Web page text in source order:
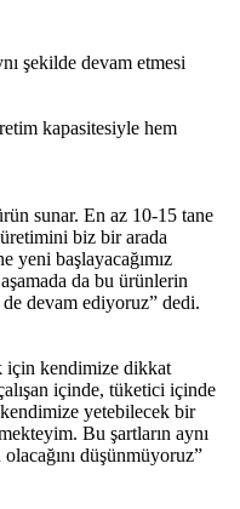
şekilde devam etmesi
kapasitesiyle hem
sunar. En az 10-15 tane
biz bir arada
yeni başlayacağımız
da bu ürünlerin
devam ediyoruz” dedi.
için kendimize dikkat
içinde, tüketici içinde
yetebilecek bir
Bu şartların aynı
düşünmüyoruz”